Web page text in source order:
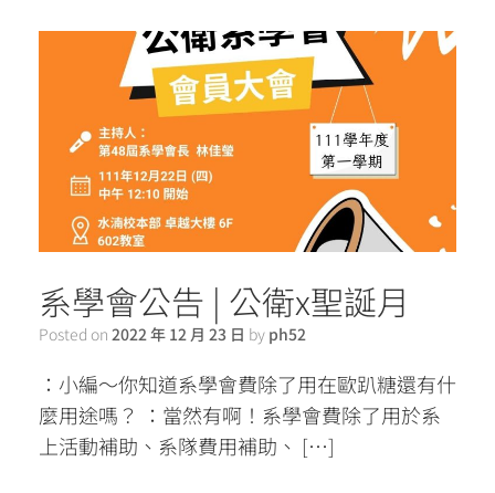
系學會公告 | 公衛x聖誕月
Posted on 2022 年 12 月 23 日 by ph52
：小編～你知道系學會費除了用在歐趴糖還有什
麼用途嗎？ ：當然有啊！系學會費除了用於系
上活動補助、系隊費用補助、 […]